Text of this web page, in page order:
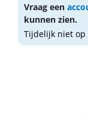
Vraag een
kunnen zien.
Tijdelijk niet op